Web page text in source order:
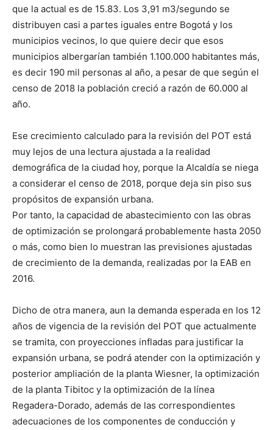
que la actual es de 15.83. Los 3,91 m3/segundo se
distribuyen casi a partes iguales entre Bogotá y los
municipios vecinos, lo que quiere decir que esos
municipios albergarían también 1.100.000 habitantes más,
es decir 190 mil personas al año, a pesar de que según el
censo de 2018 la población creció a razón de 60.000 al
año.
Ese crecimiento calculado para la revisión del POT está
muy lejos de una lectura ajustada a la realidad
demográfica de la ciudad hoy, porque la Alcaldía se niega
a considerar el censo de 2018, porque deja sin piso sus
propósitos de expansión urbana.
Por tanto, la capacidad de abastecimiento con las obras
de optimización se prolongará probablemente hasta 2050
o más, como bien lo muestran las previsiones ajustadas
de crecimiento de la demanda, realizadas por la EAB en
2016.
Dicho de otra manera, aun la demanda esperada en los 12
años de vigencia de la revisión del POT que actualmente
se tramita, con proyecciones infladas para justificar la
expansión urbana, se podrá atender con la optimización y
posterior ampliación de la planta Wiesner, la optimización
de la planta Tibitoc y la optimización de la línea
Regadera-Dorado, además de las correspondientes
adecuaciones de los componentes de conducción y